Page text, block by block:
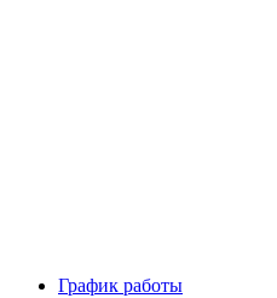
График работы